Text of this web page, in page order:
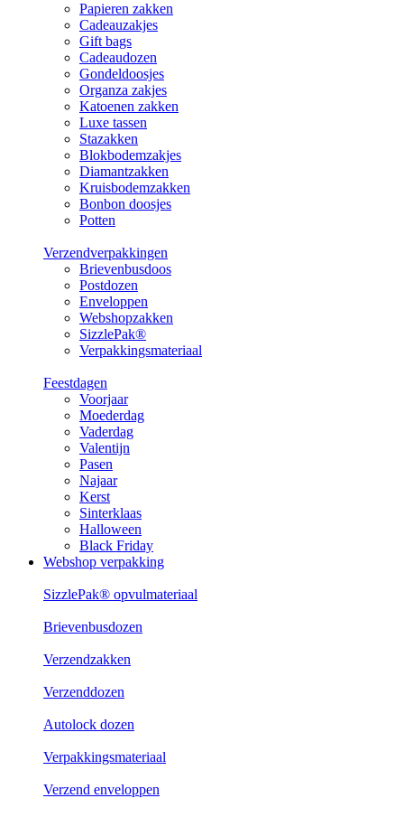
Papieren zakken
Cadeauzakjes
Gift bags
Cadeaudozen
Gondeldoosjes
Organza zakjes
Katoenen zakken
Luxe tassen
Stazakken
Blokbodemzakjes
Diamantzakken
Kruisbodemzakken
Bonbon doosjes
Potten
Verzendverpakkingen
Brievenbusdoos
Postdozen
Enveloppen
Webshopzakken
SizzlePak®
Verpakkingsmateriaal
Feestdagen
Voorjaar
Moederdag
Vaderdag
Valentijn
Pasen
Najaar
Kerst
Sinterklaas
Halloween
Black Friday
Webshop verpakking
SizzlePak® opvulmateriaal
Brievenbusdozen
Verzendzakken
Verzenddozen
Autolock dozen
Verpakkingsmateriaal
Verzend enveloppen